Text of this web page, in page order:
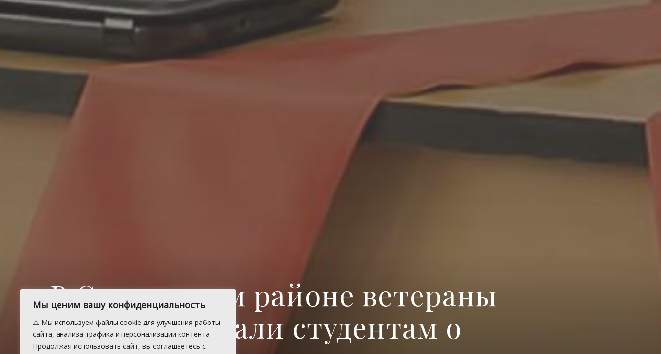
Мы ценим вашу конфиденциальность
⚠️ Мы используем файлы cookie для улучшения работы
сайта, анализа трафика и персонализации контента.
Продолжая использовать сайт, вы соглашаетесь с
В Сосновском районе ветераны
ГСВГ рассказали студентам о